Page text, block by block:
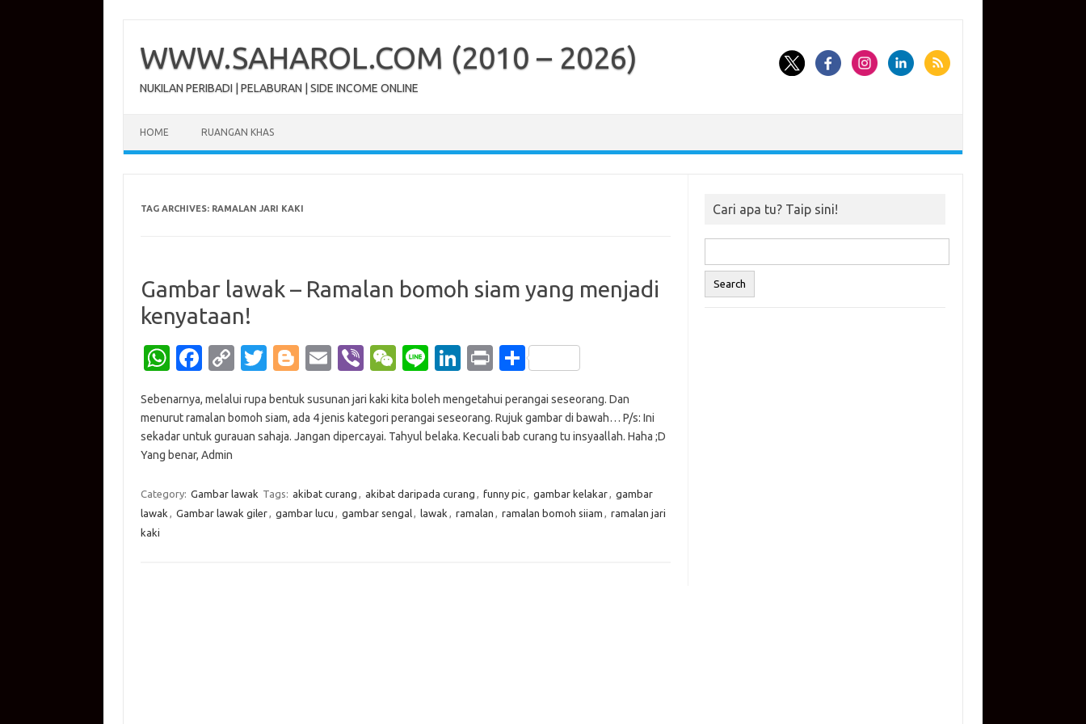
contentWWW.SAHAROL.COM (2010 – 2026)
NUKILAN PERIBADI | PELABURAN | SIDE INCOME ONLINE
HOME RUANGAN KHAS
TAG ARCHIVES: RAMALAN JARI KAKI
Gambar lawak – Ramalan bomoh siam yang menjadi
kenyataan!
W
at
s
A
p
p
Fa
e
b
o
o
k
C
p
y
n
k
T
it
te
Bl
g
g
E
ail
Vi
er
W
C
h
Li
e
Li
k
e
n
Pr
t
S
ar
e
Sebenarnya, melalui rupa bentuk susunan jari kaki kita boleh mengetahui perangai seseorang. Dan
menurut ramalan bomoh siam, ada 4 jenis kategori perangai seseorang. Rujuk gambar di bawah… P/s: Ini
sekadar untuk gurauan sahaja. Jangan dipercayai. Tahyul belaka. Kecuali bab curang tu insyaallah. Haha ;D
Yang benar, Admin
Category: Gambar lawak Tags: akibat curang , akibat daripada curang , funny pic, gambar kelakar, gambar
lawak , Gambar lawak giler, gambar lucu , gambar sengal, lawak , ramalan , ramalan bomoh siiam , ramalan jari
kaki
Cari apa tu? Taip sini!